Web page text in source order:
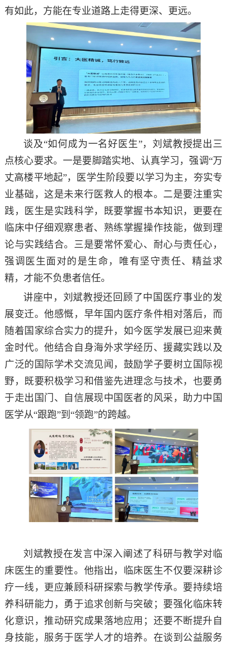
有如此，方能在专业道路上走得更深、更远。
谈及“如何成为一名好医生”，刘斌教授提出三
点核心要求。一是要脚踏实地、认真学习，强调“万
丈高楼平地起”，医学生阶段要以学习为主，夯实专
业基础，这是未来行医救人的根本。二是要注重实
践，医生是实践科学，既要掌握书本知识，更要在
临床中仔细观察患者、熟练掌握操作技能，做到理
论与实践结合。三是要常怀爱心、耐心与责任心，
强调医生面对的是生命，唯有坚守责任、精益求
精，才能不负患者信任。
讲座中，刘斌教授还回顾了中国医疗事业的发
展变迁。他感慨，早年国内医疗条件相对落后，而
随着国家综合实力的提升，如今医学发展已迎来黄
金时代。他结合自身海外求学经历、援藏实践以及
广泛的国际学术交流见闻，鼓励学子要树立国际视
野，既要积极学习和借鉴先进理念与技术，也要勇
于走出国门、自信展现中国医者的风采，助力中国
医学从“跟跑”到 “领跑”的跨越。
刘斌教授在发言中深入阐述了科研与教学对临
床医生的重要性。他指出，临床医生不仅要深耕诊
疗一线，更应兼顾科研探索与教学传承。要持续培
养科研能力，勇于追求创新与突破；要强化临床转
化意识，推动研究成果落地应用；还要不断提升自
身技能，服务于医学人才的培养。在谈到公益服务